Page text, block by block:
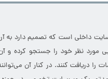
داخلی است که تصمیم دارد به
مورد نظر خود را جستجو کرده و
را دریافت کنند. در کنار آن